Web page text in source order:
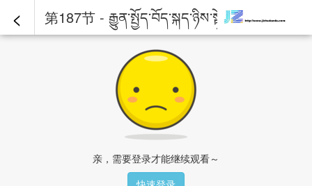
< 第187节 - རྒྱུན་སྤྱོད་བོད་སྐད་ཉིས་སྟོང་མ།
亲，需要登录才能继续观看～